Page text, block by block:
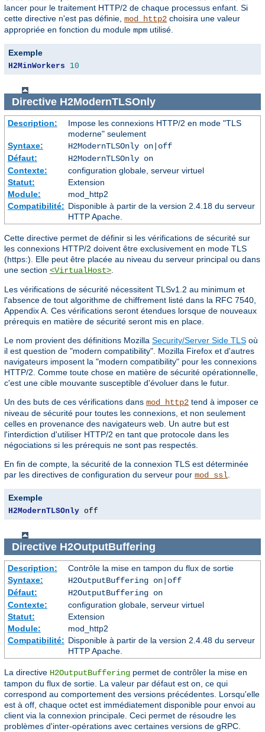
lancer pour le traitement HTTP/2 de chaque processus enfant. Si
cette directive n'est pas définie, mod_http2 choisira une valeur
appropriée en fonction du module mpm utilisé.
Exemple
H2MinWorkers 10
Directive H2ModernTLSOnly
Description:
Impose les connexions HTTP/2 en mode "TLS
moderne" seulement
Syntaxe:
H2ModernTLSOnly on|off
Défaut:
H2ModernTLSOnly on
Contexte:
configuration globale, serveur virtuel
Statut:
Extension
Module:
mod_http2
Compatibilité: Disponible à partir de la version 2.4.18 du serveur
HTTP Apache.
Cette directive permet de définir si les vérifications de sécurité sur
les connexions HTTP/2 doivent être exclusivement en mode TLS
(https:). Elle peut être placée au niveau du serveur principal ou dans
une section <VirtualHost>
Les vérifications de sécurité nécessitent TLSv1.2 au minimum et
l'absence de tout algorithme de chiffrement listé dans la RFC 7540,
Appendix A. Ces vérifications seront étendues lorsque de nouveaux
prérequis en matière de sécurité seront mis en place.
Le nom provient des définitions Mozilla Security/Server Side TLS où
il est question de "modern compatibility". Mozilla Firefox et d'autres
navigateurs imposent la "modern compatibility" pour les connexions
HTTP/2. Comme toute chose en matière de sécurité opérationnelle,
c'est une cible mouvante susceptible d'évoluer dans le futur.
Un des buts de ces vérifications dans mod_http2 tend à imposer ce
niveau de sécurité pour toutes les connexions, et non seulement
celles en provenance des navigateurs web. Un autre but est
l'interdiction d'utiliser HTTP/2 en tant que protocole dans les
négociations si les prérequis ne sont pas respectés.
En fin de compte, la sécurité de la connexion TLS est déterminée
par les directives de configuration du serveur pour mod_ssl
Exemple
H2ModernTLSOnly off
Directive H2OutputBuffering
Description:
Contrôle la mise en tampon du flux de sortie
Syntaxe:
H2OutputBuffering on|off
Défaut:
H2OutputBuffering on
Contexte:
configuration globale, serveur virtuel
Statut:
Extension
Module:
mod_http2
Compatibilité: Disponible à partir de la version 2.4.48 du serveur
HTTP Apache.
La directive H2OutputBuffering permet de contrôler la mise en
tampon du flux de sortie. La valeur par défaut est on, ce qui
correspond au comportement des versions précédentes. Lorsqu'elle
est à off, chaque octet est immédiatement disponible pour envoi au
client via la connexion principale. Ceci permet de résoudre les
problèmes d'inter-opérations avec certaines versions de gRPC.